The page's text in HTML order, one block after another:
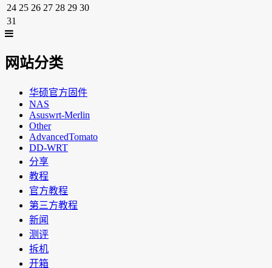
24 25 26 27 28 29 30
31
网站分类
华硕官方固件
NAS
Asuswrt-Merlin
Other
AdvancedTomato
DD-WRT
分享
教程
官方教程
第三方教程
新闻
测评
拆机
开箱